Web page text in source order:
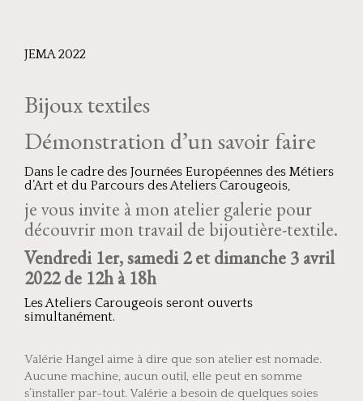
JEMA 2022
Bijoux textiles
Démonstration d’un savoir faire
Dans le cadre des Journées Européennes des Métiers
d’Art et du Parcours des Ateliers Carougeois,
je vous invite à mon atelier galerie pour
découvrir mon travail de bijoutière-textile.
Vendredi 1er, samedi 2 et dimanche 3 avril
2022 de 12h à 18h
Les Ateliers Carougeois seront ouverts
simultanément.
Valérie Hangel aime à dire que son atelier est nomade.
Aucune machine, aucun outil, elle peut en somme
s’installer par-tout. Valérie a besoin de quelques soies